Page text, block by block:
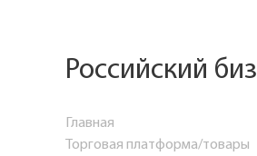
Российский
Главная
Торговая платформа/товары